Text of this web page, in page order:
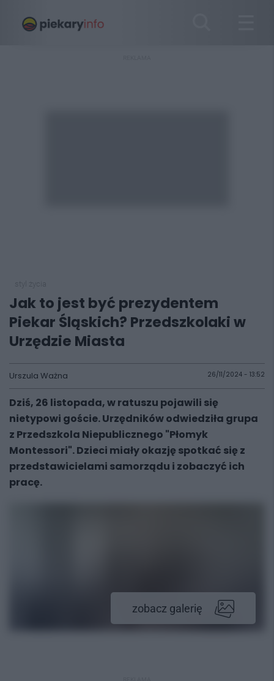
Jak to jest być prezydentem
Piekar Śląskich? Przedszkolaki w
Urzędzie Miasta
Urszula Ważna 26/11/2024 - 13:52
Dziś, 26 listopada, w ratuszu pojawili się
nietypowi goście. Urzędników odwiedziła grupa
z Przedszkola Niepublicznego "Płomyk
Montessori". Dzieci miały okazję spotkać się z
przedstawicielami samorządu i zobaczyć ich
pracę.
zobacz galerię